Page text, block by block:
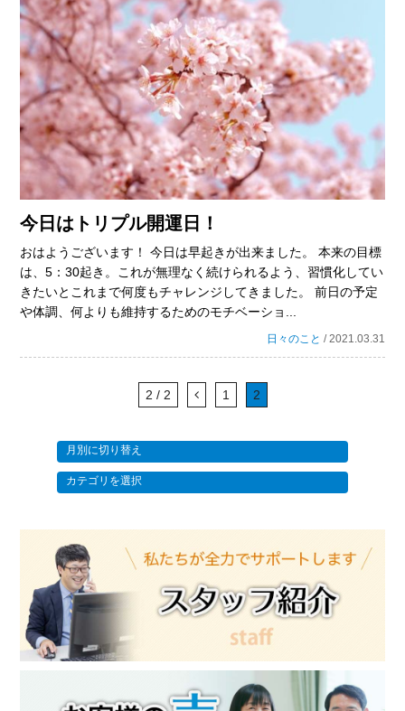
今日はトリプル開運日！
おはようございます！ 今日は早起きが出来ました。 本来の目標
は、5：30起き。これが無理なく続けられるよう、習慣化してい
きたいとこれまで何度もチャレンジしてきました。 前日の予定
や体調、何よりも維持するためのモチベーショ...
日々のこと / 2021.03.31
2 / 2 1 2